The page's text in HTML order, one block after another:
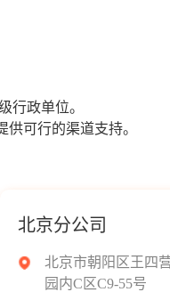
行政单位。
可行的渠道支持。
北京分公司
北京市朝阳区王四
园内C区C9-55号